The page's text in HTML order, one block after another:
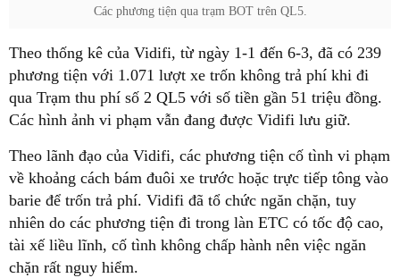
Các phương tiện qua trạm BOT trên QL5.
Theo thống kê của Vidifi, từ ngày 1-1 đến 6-3, đã có 239
phương tiện với 1.071 lượt xe trốn không trả phí khi đi
qua Trạm thu phí số 2 QL5 với số tiền gần 51 triệu đồng.
Các hình ảnh vi phạm vẫn đang được Vidifi lưu giữ.
Theo lãnh đạo của Vidifi, các phương tiện cố tình vi phạm
về khoảng cách bám đuôi xe trước hoặc trực tiếp tông vào
barie để trốn trả phí. Vidifi đã tổ chức ngăn chặn, tuy
nhiên do các phương tiện đi trong làn ETC có tốc độ cao,
tài xế liều lĩnh, cố tình không chấp hành nên việc ngăn
chặn rất nguy hiểm.